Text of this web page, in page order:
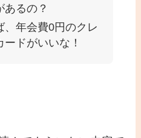
あるの？
、年会費0円のクレ
ードがいいな！